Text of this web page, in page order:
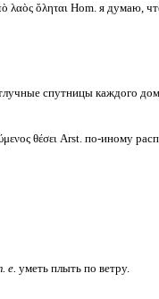
λαὸς ὄληται Hom. я думаю,
спутницы каждого
θέσει Arst. по-иному
е. уметь плыть по ветру.